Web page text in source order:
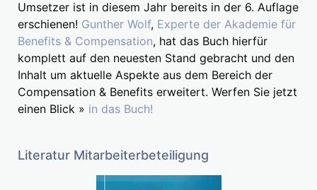
Umsetzer ist in diesem Jahr bereits in der 6. Auflage
erschienen! Gunther Wolf, Experte der Akademie für
Benefits & Compensation, hat das Buch hierfür
komplett auf den neuesten Stand gebracht und den
Inhalt um aktuelle Aspekte aus dem Bereich der
Compensation & Benefits erweitert. Werfen Sie jetzt
einen Blick » in das Buch!
Literatur Mitarbeiterbeteiligung